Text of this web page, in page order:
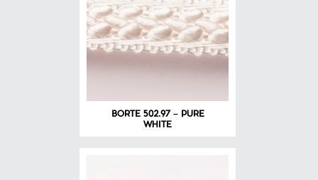
BORTE 502.97 – PURE
WHITE